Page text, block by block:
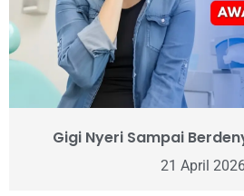
Gigi Nyeri Sampai
21 April